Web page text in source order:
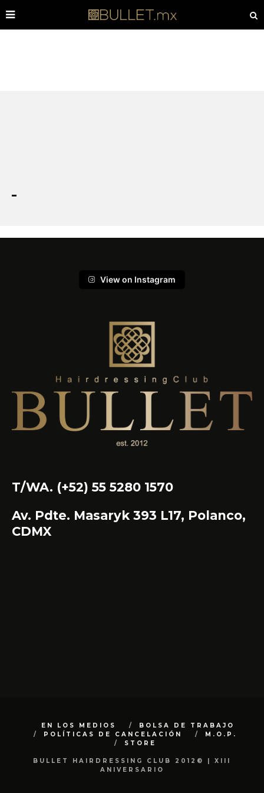
View on Instagram
T/WA. (+52) 55 5280 1570
Av. Pdte. Masaryk 393 L17, Polanco,
CDMX
EN LOS MEDIOS
BOLSA DE TRABAJO
POLÍTICAS DE CANCELACIÓN
M.O.P.
STORE
BULLET HAIRDRESSING CLUB 2012© | XIII
ANIVERSARIO